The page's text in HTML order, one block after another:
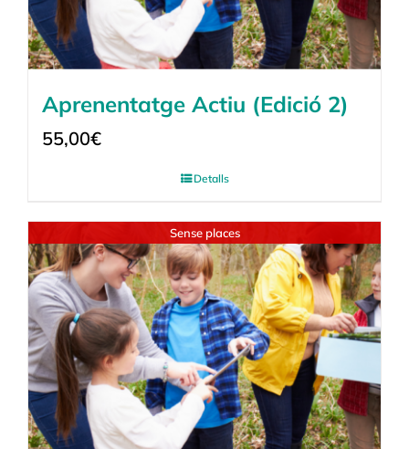
Aprenentatge Actiu (Edició 2)
55,00€
Detalls
Sense places